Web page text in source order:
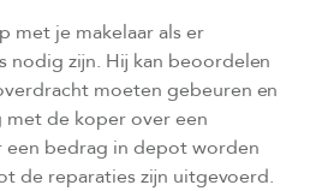
met je makelaar als er
nodig zijn. Hij kan beoordelen
moeten gebeuren en
de koper over een
een bedrag in depot worden
de reparaties zijn uitgevoerd.